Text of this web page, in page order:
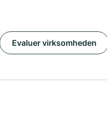
Evaluer virksomheden